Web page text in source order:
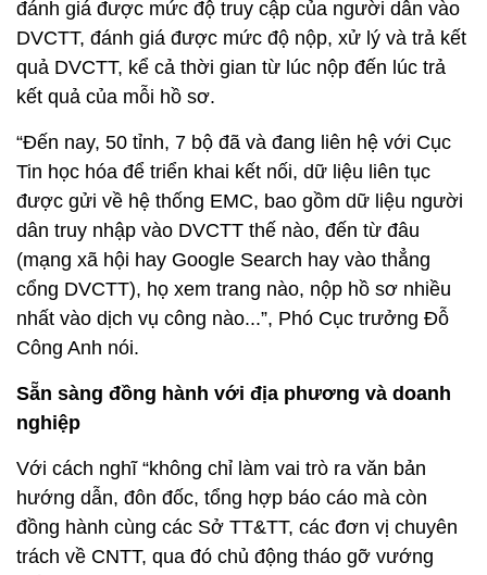
khảo sát.
Tuy nhiên, theo chỉ đạo của Bộ trưởng Bộ TT&TT là
“muốn quản lý tốt thì phải đo đạc được, phải có số
mạnh triển khai hệ thống giám sát Chính phủ điện
tử (EMC).
Hệ thống này có khả năng thu thập, đo đạc mức độ
sử dụng cổng DVCTT, hệ thống thông tin một cửa,
đánh giá được mức độ truy cập của người dân vào
DVCTT, đánh giá được mức độ nộp, xử lý và trả kết
quả DVCTT, kể cả thời gian từ lúc nộp đến lúc trả
“Đến nay, 50 tỉnh, 7 bộ đã và đang liên hệ với Cục
được gửi về hệ thống EMC, bao gồm dữ liệu người
dân truy nhập vào DVCTT thế nào, đến từ đâu
(mạng xã hội hay Google Search hay vào thẳng
cổng DVCTT), họ xem trang nào, nộp hồ sơ nhiều